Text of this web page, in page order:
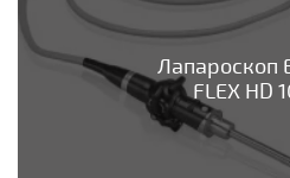
Лапароскоп
FLEX HD